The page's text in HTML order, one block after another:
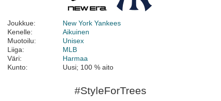
Joukkue:
New York Yankees
Kenelle:
Aikuinen
Muotoilu:
Unisex
Liiga:
MLB
Väri:
Harmaa
Kunto:
Uusi; 100 % aito
#StyleForTrees